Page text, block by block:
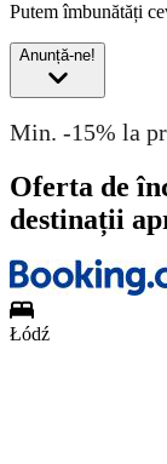
Putem îmbunătăți
Anunță-ne!
Min. -15% la
Oferta de
destinații
Łódź